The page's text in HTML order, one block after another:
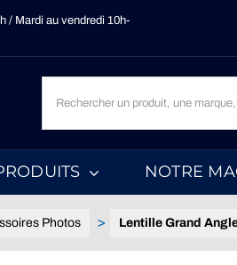
/ Mardi au vendredi 10h-
un
produit,
une
marque,
une
catégorie...
NOTRE
Photos Lentille Grand